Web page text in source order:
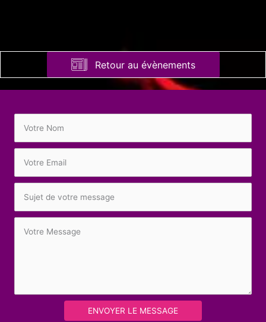
Retour au évènements
ENVOYER LE MESSAGE